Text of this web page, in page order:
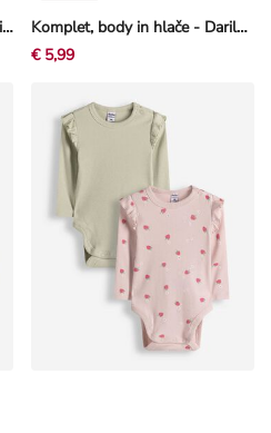
Bodi z dolgimi rokavi - Aplikacija s pentljami - Off-White bela Komplet, body in hlače - Darilni komplet - Off-White bela
€ 5,99